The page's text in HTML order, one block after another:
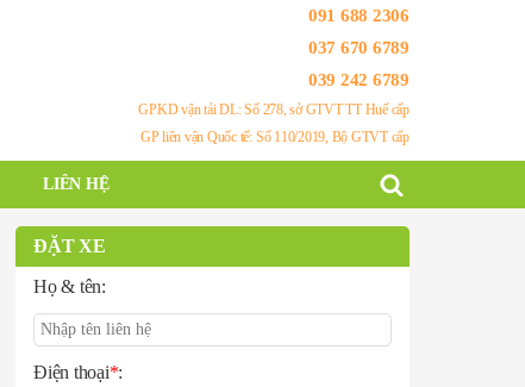
091 688 2306
037 670 6789
039 242 6789
GPKD vận tải DL: Số 278, sở GTVT TT Huế cấp
GP liên vận Quốc tế: Số 110/2019, Bộ GTVT cấp
LIÊN HỆ
ĐẶT XE
Họ & tên:
Điện thoại*: